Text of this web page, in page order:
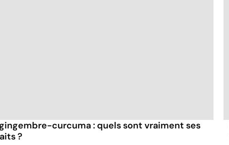
curcuma : quels sont vraiment ses
?